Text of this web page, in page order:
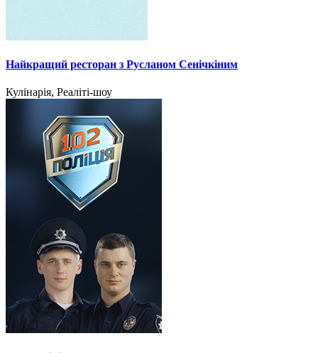
Найкращий ресторан з Русланом Сенічкіним
Кулінарія, Реаліті-шоу